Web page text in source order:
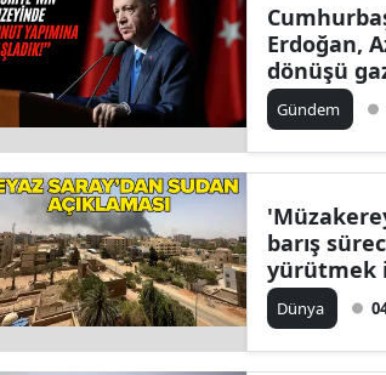
Erdoğan,
dönüşü
sorularını
Gündem
barış
yürütmek
Dünya